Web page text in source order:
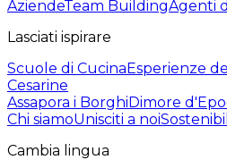
AziendeTeam BuildingAgenti
Lasciati ispirare
Scuole di CucinaEsperienze
Cesarine
Assapora i BorghiDimore
Chi siamoUnisciti a noi
Cambia lingua